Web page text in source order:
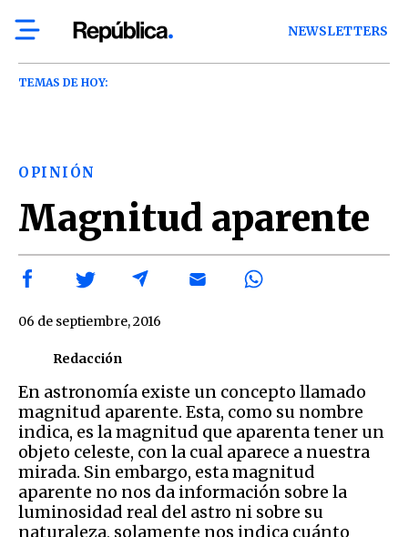
NEWSLETTERS
TEMAS DE HOY:
OPINIÓN
Magnitud aparente
Redacción
06 de septiembre, 2016
En astronomía existe un concepto llamado
magnitud aparente. Esta, como su nombre
indica, es la magnitud que aparenta tener un
objeto celeste, con la cual aparece a nuestra
mirada. Sin embargo, esta magnitud
aparente no nos da información sobre la
luminosidad real del astro ni sobre su
naturaleza, solamente nos indica cuánto